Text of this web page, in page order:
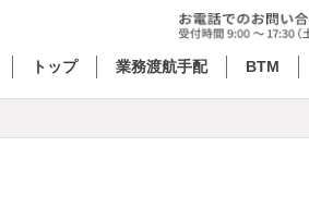
トップ 業務渡航手配 BTM